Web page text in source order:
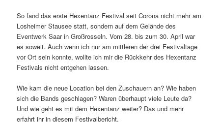
So fand das erste Hexentanz Festival seit Corona nicht mehr am
Losheimer Stausee statt, sondern auf dem Gelände des
Eventwerk Saar in Großrosseln. Vom 28. bis zum 30. April war
es soweit. Auch wenn ich nur am mittleren der drei Festivaltage
vor Ort sein konnte, wollte ich mir die Rückkehr des Hexentanz
Festivals nicht entgehen lassen.
Wie kam die neue Location bei den Zuschauern an? Wie haben
sich die Bands geschlagen? Waren überhaupt viele Leute da?
Und wie geht es mit dem Hexentanz weiter? Das und mehr
erfahrt ihr in diesem Festivalbericht.